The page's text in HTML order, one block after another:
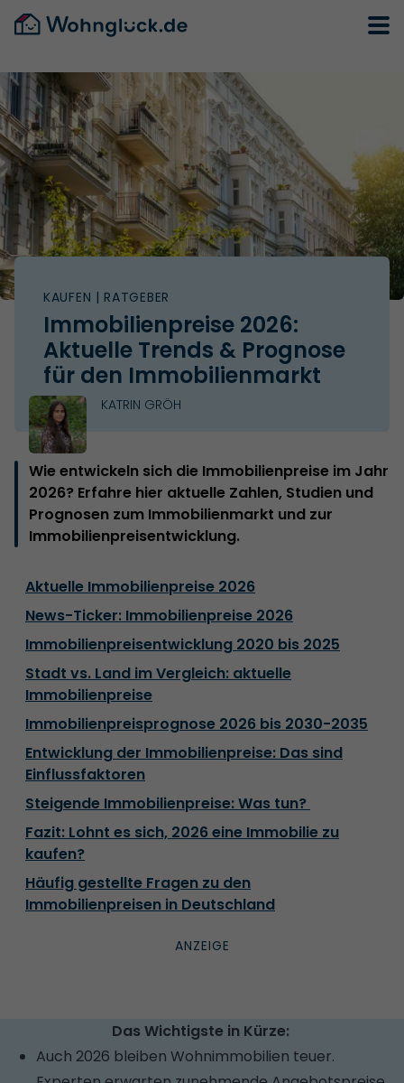
KAUFEN | RATGEBER
Immobilienpreise 2026:
Aktuelle Trends & Prognose
für den Immobilienmarkt
KATRIN GRÖH
Wie entwickeln sich die Immobilienpreise im Jahr
2026? Erfahre hier aktuelle Zahlen, Studien und
Prognosen zum Immobilienmarkt und zur
Immobilienpreisentwicklung.
Aktuelle Immobilienpreise 2026
News-Ticker: Immobilienpreise 2026
Immobilienpreisentwicklung 2020 bis 2025
Stadt vs. Land im Vergleich: aktuelle
Immobilienpreise
Immobilienpreisprognose 2026 bis 2030-2035
Entwicklung der Immobilienpreise: Das sind
Einflussfaktoren
Steigende Immobilienpreise: Was tun?
Fazit: Lohnt es sich, 2026 eine Immobilie zu
kaufen?
Häufig gestellte Fragen zu den
Immobilienpreisen in Deutschland
Das Wichtigste in Kürze:
Auch 2026 bleiben Wohnimmobilien teuer.